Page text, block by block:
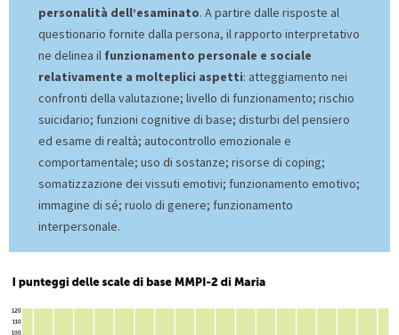
personalità dell’esaminato. A partire dalle risposte al
questionario fornite dalla persona, il rapporto interpretativo
ne delinea il funzionamento personale e sociale
relativamente a molteplici aspetti: atteggiamento nei
confronti della valutazione; livello di funzionamento; rischio
suicidario; funzioni cognitive di base; disturbi del pensiero
ed esame di realtà; autocontrollo emozionale e
comportamentale; uso di sostanze; risorse di coping;
somatizzazione dei vissuti emotivi; funzionamento emotivo;
immagine di sé; ruolo di genere; funzionamento
interpersonale.